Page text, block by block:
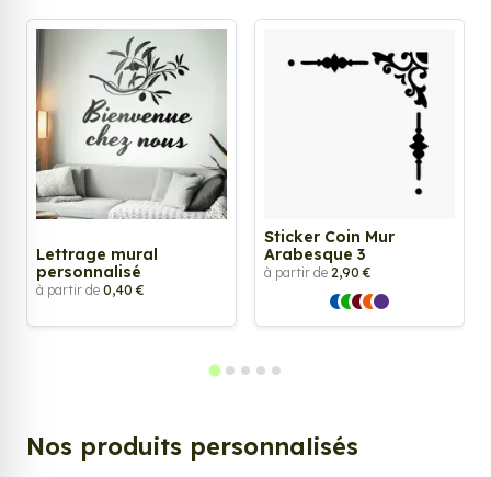
Lettrage mural
personnalisé
à partir de 0,40 €
Sticker Coin Mur
Arabesque 3
à partir de 2,90 €
Nos produits personnalisés